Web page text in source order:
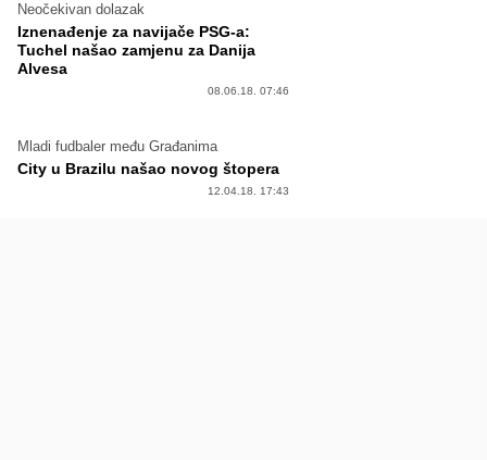
Neočekivan dolazak
Iznenađenje za navijače PSG-a:
Tuchel našao zamjenu za Danija
Alvesa
08.06.18. 07:46
Mladi fudbaler među Građanima
City u Brazilu našao novog štopera
12.04.18. 17:43